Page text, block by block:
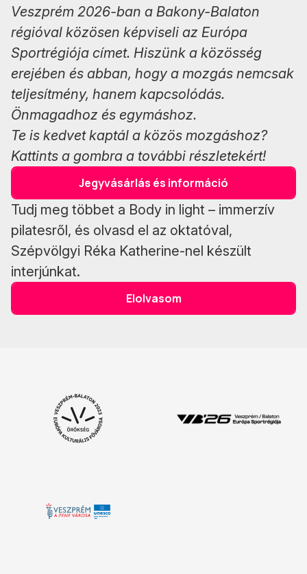
Veszprém 2026-ban a Bakony-Balaton
régióval közösen képviseli az Európa
Sportrégiója címet. Hiszünk a közösség
erejében és abban, hogy a mozgás nemcsak
teljesítmény, hanem kapcsolódás.
Önmagadhoz és egymáshoz.
Te is kedvet kaptál a közös mozgáshoz?
Kattints a gombra a további részletekért!
Jegyvásárlás és információ
Tudj meg többet a Body in light – immerzív
pilatesről, és olvasd el az oktatóval,
Szépvölgyi Réka Katherine-nel készült
interjúnkat.
Elolvasom